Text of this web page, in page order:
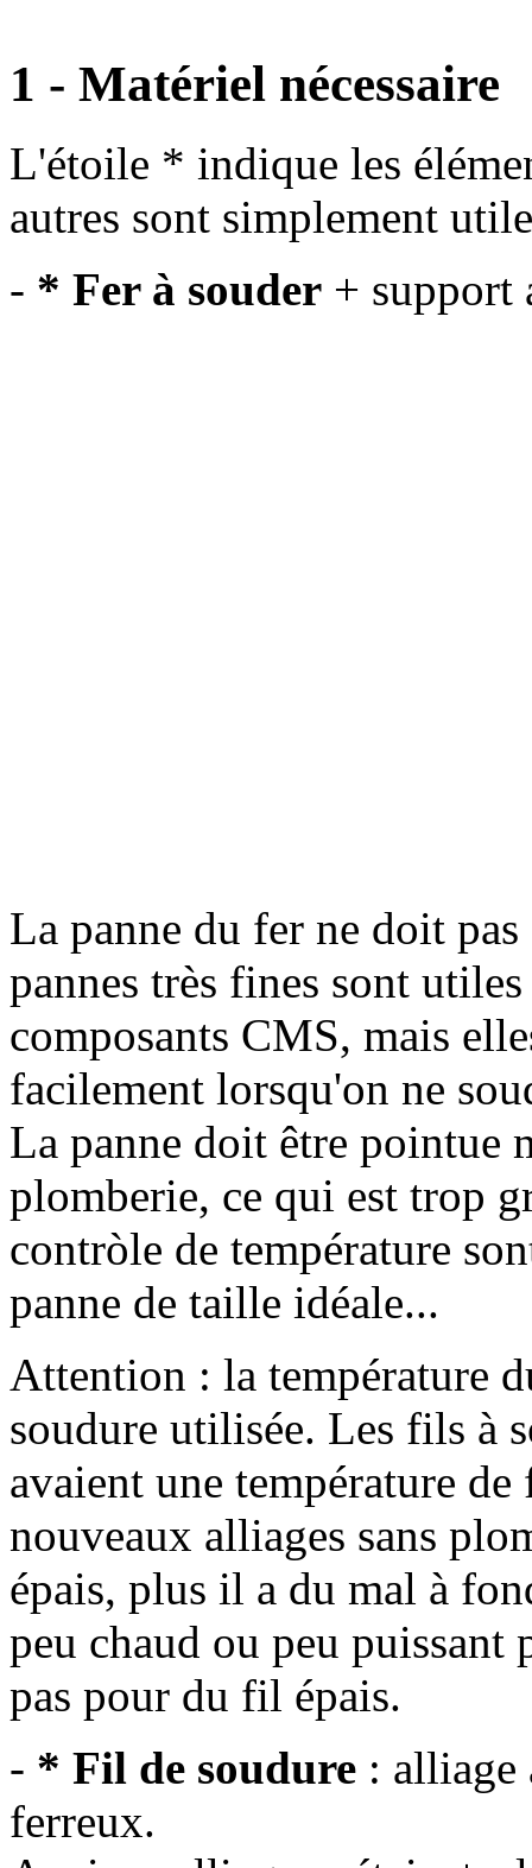
1 - Matériel nécessaire
L'étoile * indique les
autres sont simplement
- * Fer à souder + support
La panne du fer ne doit
pannes très fines sont
composants CMS, mais
facilement lorsqu'on ne
La panne doit être pointue
plomberie, ce qui est trop
contròle de température
panne de taille idéale...
Attention : la température
soudure utilisée. Les fils à
avaient une température
nouveaux alliages sans
épais, plus il a du mal à
peu chaud ou peu
pas pour du fil épais.
- * Fil de soudure : alliage
ferreux.